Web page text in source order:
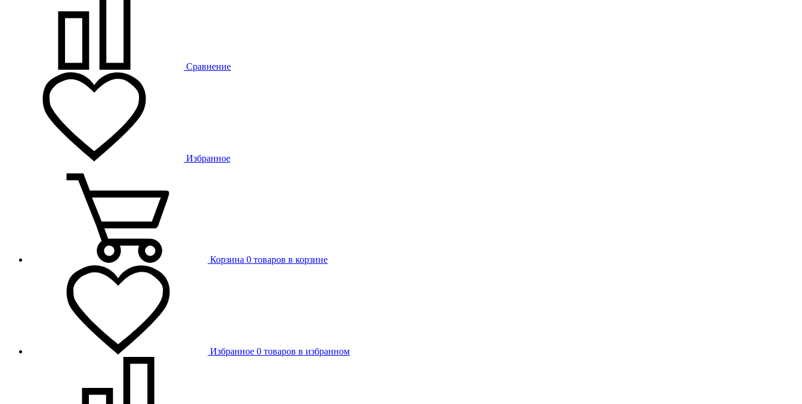
Сравнение
Избранное
Корзина 0 товаров в корзине
Избранное 0 товаров в избранном